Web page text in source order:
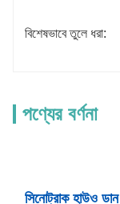
বিশেষভাবে তুলে ধরা:
পণ্যের বর্ণনা
সিনোট্রাক হাউও ডান